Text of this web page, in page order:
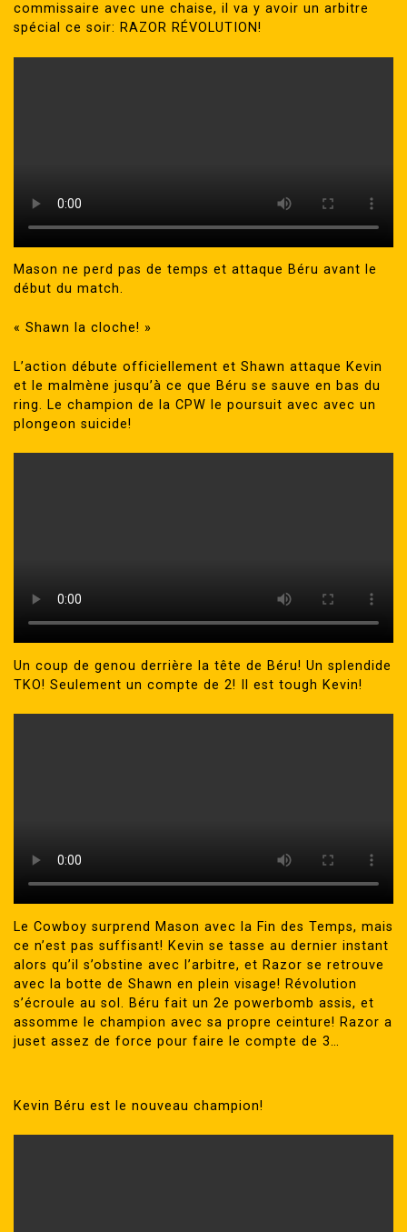
commissaire avec une chaise, il va y avoir un arbitre
spécial ce soir: RAZOR RÉVOLUTION!
Mason ne perd pas de temps et attaque Béru avant le
début du match.
« Shawn la cloche! »
L’action débute officiellement et Shawn attaque Kevin
et le malmène jusqu’à ce que Béru se sauve en bas du
ring. Le champion de la CPW le poursuit avec avec un
plongeon suicide!
Un coup de genou derrière la tête de Béru! Un splendide
TKO! Seulement un compte de 2! Il est tough Kevin!
Le Cowboy surprend Mason avec la Fin des Temps, mais
ce n’est pas suffisant! Kevin se tasse au dernier instant
alors qu’il s’obstine avec l’arbitre, et Razor se retrouve
avec la botte de Shawn en plein visage! Révolution
s’écroule au sol. Béru fait un 2e powerbomb assis, et
assomme le champion avec sa propre ceinture! Razor a
juset assez de force pour faire le compte de 3…
Kevin Béru est le nouveau champion!